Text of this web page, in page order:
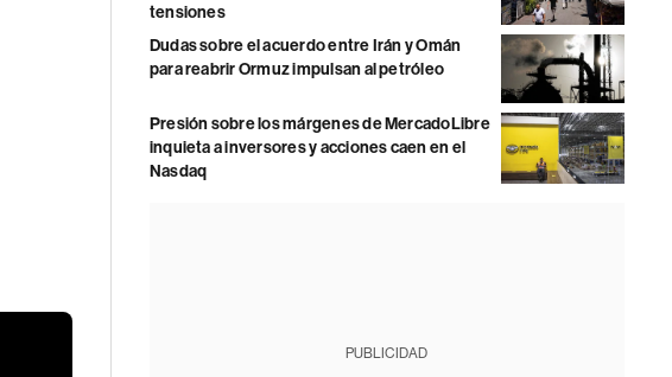
tensiones
Dudas sobre el acuerdo entre Irán y Omán
para reabrir Ormuz impulsan al petróleo
Presión sobre los márgenes de MercadoLibre
inquieta a inversores y acciones caen en el
Nasdaq
PUBLICIDAD